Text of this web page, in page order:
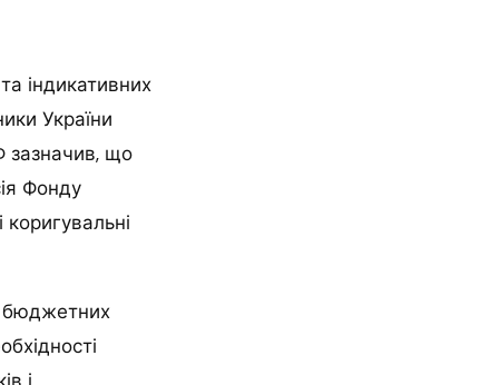
індикативних
України
зазначив, що
Фонду
бюджетних